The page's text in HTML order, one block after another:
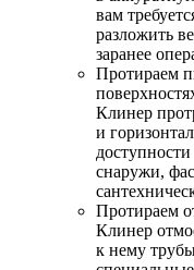
вам
разложить
заранее
Протираем
Клинер
и
снаружи,
Протираем
Клинер
к нему